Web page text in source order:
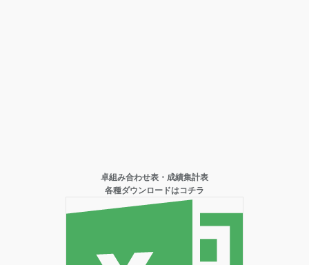
卓組み合わせ表・成績集計表
各種ダウンロードはコチラ